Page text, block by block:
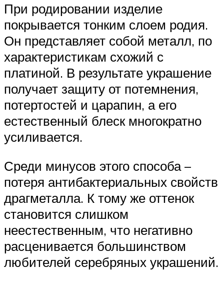
При родировании изделие
покрывается тонким слоем родия.
Он представляет собой металл, по
характеристикам схожий с
платиной. В результате украшение
получает защиту от потемнения,
потертостей и царапин, а его
естественный блеск многократно
усиливается.
Среди минусов этого способа –
потеря антибактериальных свойств
драгметалла. К тому же оттенок
становится слишком
неестественным, что негативно
расценивается большинством
любителей серебряных украшений.